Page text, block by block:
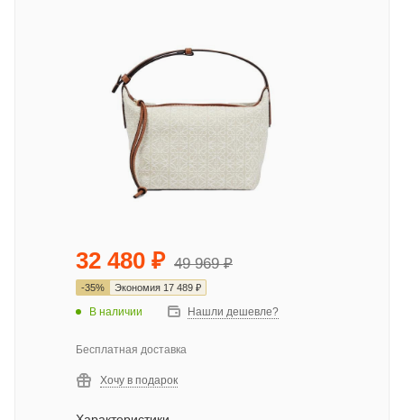
32 480 ₽ 49 969₽
-35% Экономия 17 489 ₽
В наличии Нашли дешевле?
Бесплатная доставка
Хочу в подарок